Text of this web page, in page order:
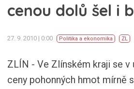
cenou dolů šel i
27. 9. 2010 | 0:00 Politika a ekonomika ZL
ZLÍN - Ve Zlínském kraji se v
ceny pohonných hmot mírně